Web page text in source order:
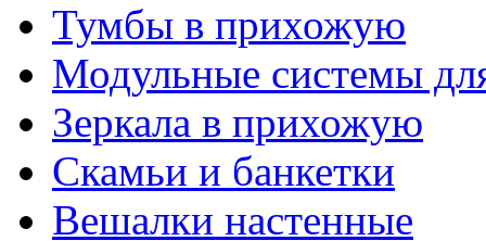
Тумбы в прихожую
Модульные системы
Зеркала в прихожую
Скамьи и банкетки
Вешалки настенные